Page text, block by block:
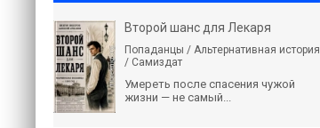
Второй шанс для Лекаря
Попаданцы / Альтернативная история
/ Самиздат
Умереть после спасения чужой
жизни — не самый...